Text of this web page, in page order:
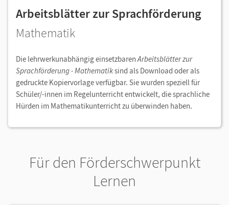
Arbeitsblätter zur Sprachförderung
Mathematik
Die lehrwerkunabhängig einsetzbarenArbeitsblätter zur
Sprachförderung - Mathematiksind als Download oder als
gedruckte Kopiervorlage verfügbar. Sie wurden speziell für
Schüler/-innen im Regelunterricht entwickelt, die sprachliche
Hürden im Mathematikunterricht zu überwinden haben.
Für den Förderschwerpunkt
Lernen